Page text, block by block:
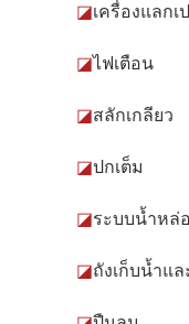
◪เครื่องแลก
◪ไฟเตือน
◪สลักเกลียว
◪ปกเต็ม
◪ระบบน้ำหล่
◪ถังเก็บน้ำแล